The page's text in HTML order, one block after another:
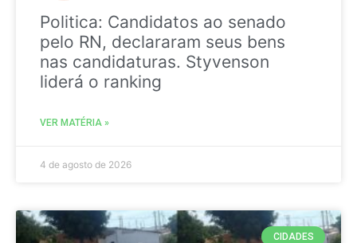
Politica: Candidatos ao senado
pelo RN, declararam seus bens
nas candidaturas. Styvenson
liderá o ranking
VER MATÉRIA »
4 de agosto de 2026
CIDADES